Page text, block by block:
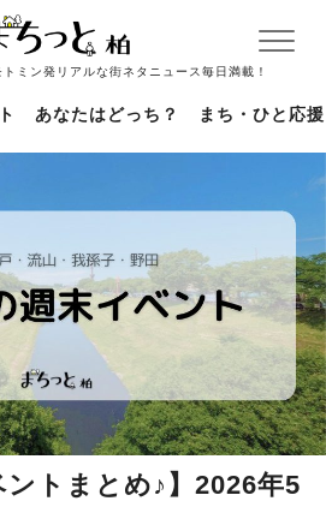
ミン発リアルな街ネタニュース毎日満載！
あなたはどっち？ まち・ひと応援
ントまとめ♪】2026年5